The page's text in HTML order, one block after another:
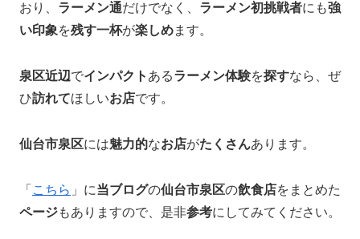
おり、 ラーメン通だけでなく、 ラーメン初挑戦者にも強
い印象を残す一杯が楽しめます。
泉区近辺でインパクトあるラーメン体験を探すなら、ぜ
ひ訪れてほしいお店です。
仙台市泉区には魅力的なお店がたくさんあります。
「こちら 」に当ブログの仙台市泉区の飲食店をまとめた
ページもありますので、是非参考にしてみてください。